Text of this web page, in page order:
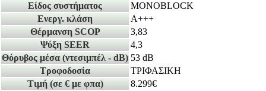
Είδος συστήματος
MONOBLOCK
Ενεργ. κλάση
A+++
Θέρμανση SCOP
3,83
Ψύξη SEER
4,3
Θόρυβος μέσα (ντεσιμπέλ - dB) 53 dB
Τροφοδοσία
ΤΡΙΦΑΣΙΚΗ
Τιμή (σε € με φπα)
8.299€